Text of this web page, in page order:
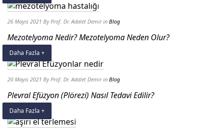
26 Mayıs 2021 By Prof. Dr. Adalet Demir in Blog
Mezotelyoma Nedir? Mezotelyoma Neden Olur?
Daha Fazla +
20 Mayıs 2021 By Prof. Dr. Adalet Demir in Blog
Plevral Efüzyon (Plörezi) Nasıl Tedavi Edilir?
Daha Fazla +